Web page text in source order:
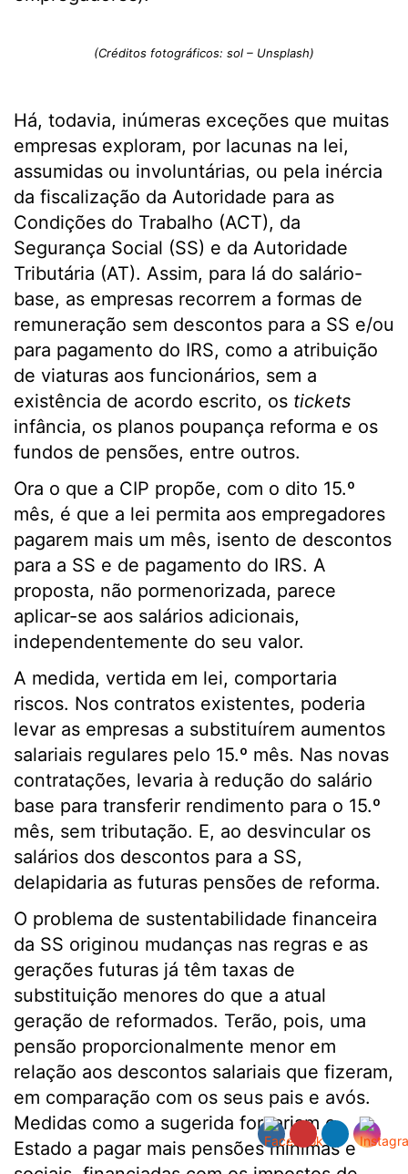
(Créditos fotográficos: sol – Unsplash)
Há, todavia, inúmeras exceções que muitas
empresas exploram, por lacunas na lei,
assumidas ou involuntárias, ou pela inércia
da fiscalização da Autoridade para as
Condições do Trabalho (ACT), da
Segurança Social (SS) e da Autoridade
Tributária (AT). Assim, para lá do salário-
base, as empresas recorrem a formas de
remuneração sem descontos para a SS e/ou
para pagamento do IRS, como a atribuição
de viaturas aos funcionários, sem a
existência de acordo escrito, os tickets
infância, os planos poupança reforma e os
fundos de pensões, entre outros.
Ora o que a CIP propõe, com o dito 15.º
mês, é que a lei permita aos empregadores
pagarem mais um mês, isento de descontos
para a SS e de pagamento do IRS. A
proposta, não pormenorizada, parece
aplicar-se aos salários adicionais,
independentemente do seu valor.
A medida, vertida em lei, comportaria
riscos. Nos contratos existentes, poderia
levar as empresas a substituírem aumentos
salariais regulares pelo 15.º mês. Nas novas
contratações, levaria à redução do salário
base para transferir rendimento para o 15.º
mês, sem tributação. E, ao desvincular os
salários dos descontos para a SS,
delapidaria as futuras pensões de reforma.
O problema de sustentabilidade financeira
da SS originou mudanças nas regras e as
gerações futuras já têm taxas de
substituição menores do que a atual
geração de reformados. Terão, pois, uma
pensão proporcionalmente menor em
relação aos descontos salariais que fizeram,
em comparação com os seus pais e avós.
Medidas como a sugerida forçariam o
Estado a pagar mais pensões mínimas e